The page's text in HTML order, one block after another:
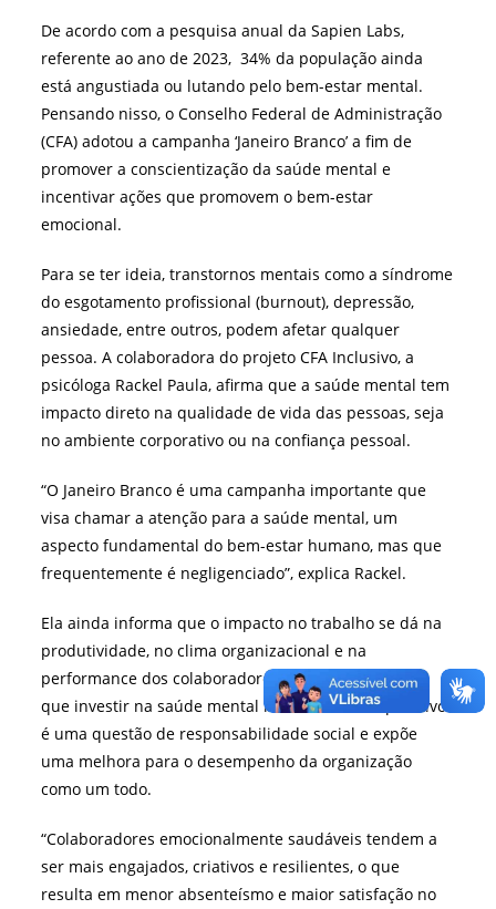
De acordo com a pesquisa anual da Sapien Labs,
referente ao ano de 2023, 34% da população ainda
está angustiada ou lutando pelo bem-estar mental.
Pensando nisso, o Conselho Federal de Administração
(CFA) adotou a campanha ‘Janeiro Branco’ a fim de
promover a conscientização da saúde mental e
incentivar ações que promovem o bem-estar
emocional.
Para se ter ideia, transtornos mentais como a síndrome
do esgotamento profissional (burnout), depressão,
ansiedade, entre outros, podem afetar qualquer
pessoa. A colaboradora do projeto CFA Inclusivo, a
psicóloga Rackel Paula, afirma que a saúde mental tem
impacto direto na qualidade de vida das pessoas, seja
no ambiente corporativo ou na confiança pessoal.
“O Janeiro Branco é uma campanha importante que
visa chamar a atenção para a saúde mental, um
aspecto fundamental do bem-estar humano, mas que
frequentemente é negligenciado”, explica Rackel.
Ela ainda informa que o impacto no trabalho se dá na
produtividade, no clima organizacional e na
performance dos colaboradores. Defende, também,
que investir na saúde mental no ambiente corporativo
é uma questão de responsabilidade social e expõe
uma melhora para o desempenho da organização
como um todo.
“Colaboradores emocionalmente saudáveis tendem a
ser mais engajados, criativos e resilientes, o que
resulta em menor absenteísmo e maior satisfação no